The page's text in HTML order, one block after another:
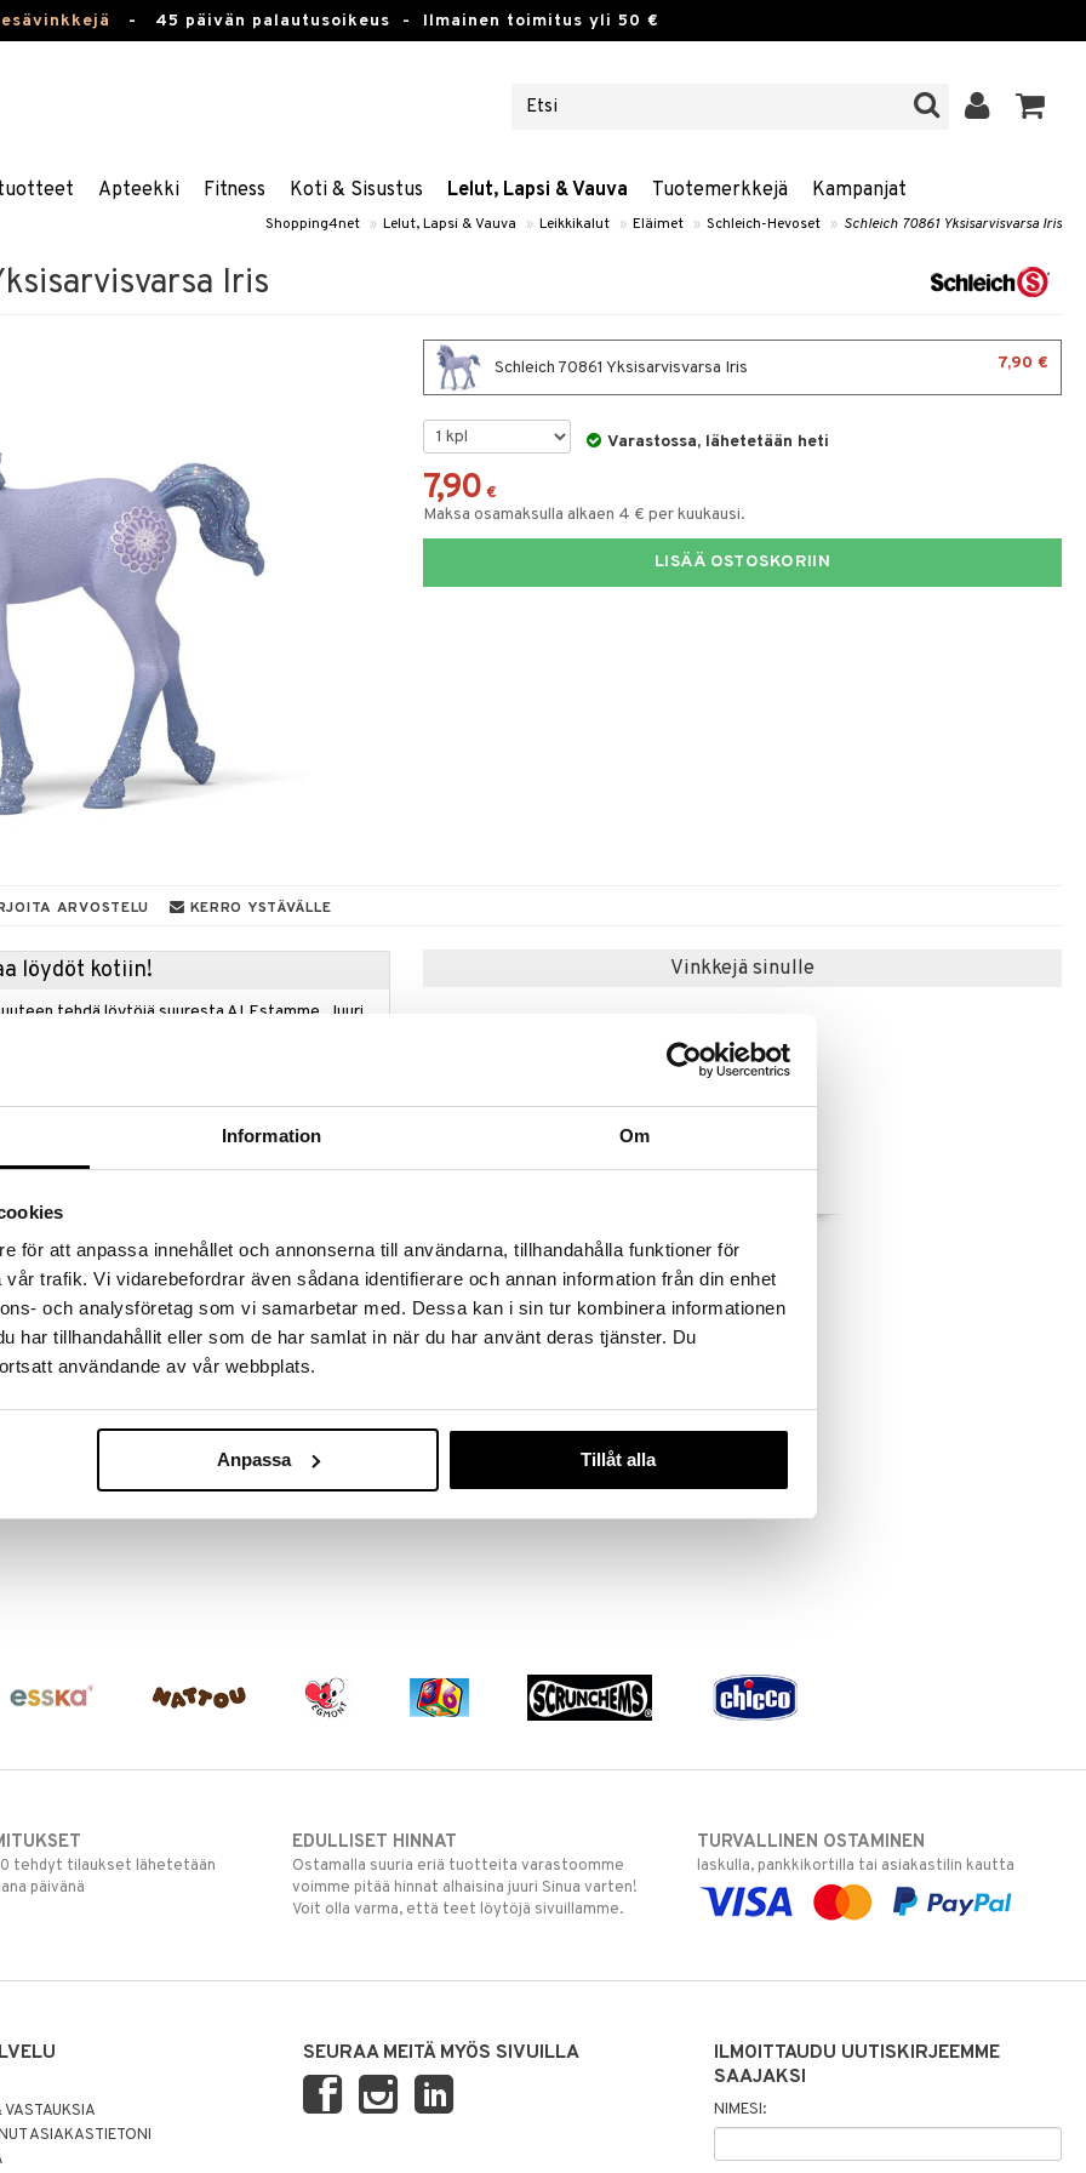
Information Om
för att anpassa innehållet och annonserna till användarna, tillhandahålla funktioner för
trafik. Vi vidarebefordrar även sådana identifierare och annan information från din enhet
och analysföretag som vi samarbetar med. Dessa kan i sin tur kombinera informationen
har tillhandahållit eller som de har samlat in när du har använt deras tjänster. Du
användande av vår webbplats.
Anpassa Tillåt alla
- 45 päivän palautusoikeus - Ilmainen toimitus yli 50 €
Apteekki Fitness Koti & Sisustus Lelut, Lapsi & Vauva Tuotemerkkejä Kampanjat
Shopping4net » Lelut, Lapsi & Vauva » Leikkikalut » Eläimet » Schleich-Hevoset » Schleich 70861 Yksisarvisvarsa Iris
Iris
Schleich 70861 Yksisarvisvarsa Iris 7,90 €
Varastossa, lähetetään heti
7,90 €
Maksa osamaksulla alkaen 4 € per kuukausi.
LISÄÄ OSTOSKORIIN
ARVOSTELU KERRO YSTÄVÄLLE
löydöt kotiin!
tehdä löytöjä suuresta ALEstamme. Juuri
voivat päästä loppumaan!
ale-löydöt »
yksisarvisvarsa Iris on peräisin. On monia
yksisarvistamma Peachilla jotain tekemistä asian
on syntynyt lumotun kukkaniityn sydämestä. Sen
kukkatatuointia sivulla ajatellen se voi olla totta.
kauniista turkin väristään, sillä he äänestivät
todella luonnon taikaa sisällään? Ainakin se,
silmillään, lumoutuu.
Vinkkejä sinulle
Schleich 70858 Cosmos
Unicorn Ori
SCHLEICH
19,50 €
Cassiopeia Yksisarvis
Tamman
SCHLEICH
19,50 €
tehdyt tilaukset lähetetään
päivänä
EDULLISET HINNAT
Ostamalla suuria eriä tuotteita varastoomme
voimme pitää hinnat alhaisina juuri Sinua varten!
Voit olla varma, että teet löytöjä sivuillamme.
TURVALLINEN OSTAMINEN
laskulla, pankkikortilla tai asiakastilin kautta
ASIAKASTIETONI
SEURAA MEITÄ MYÖS SIVUILLA
ILMOITTAUDU UUTISKIRJEEMME
SAAJAKSI
NIMESI: